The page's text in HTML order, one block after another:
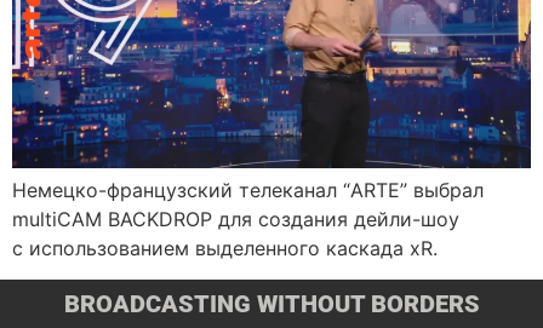
Немецко-французский телеканал “ARTE” выбрал
multiCAM BACKDROP для создания дейли-шоу
с использованием выделенного каскада xR.
BROADCASTING WITHOUT BORDERS